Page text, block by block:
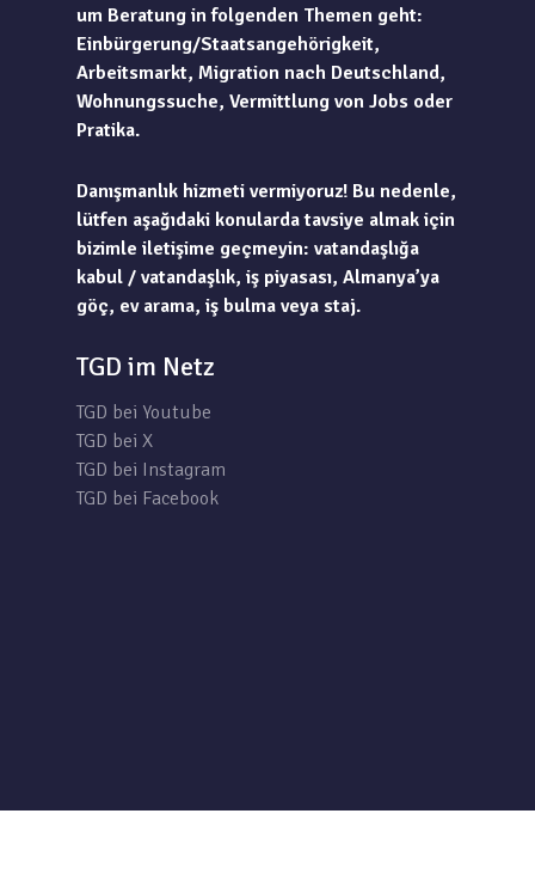
um Beratung in folgenden Themen geht:
Einbürgerung/Staatsangehörigkeit,
Arbeitsmarkt, Migration nach Deutschland,
Wohnungssuche, Vermittlung von Jobs oder
Pratika.
Danışmanlık hizmeti vermiyoruz! Bu nedenle,
lütfen aşağıdaki konularda tavsiye almak için
bizimle iletişime geçmeyin: vatandaşlığa
kabul / vatandaşlık, iş piyasası, Almanya’ya
göç, ev arama, iş bulma veya staj.
TGD im Netz
TGD bei Youtube
TGD bei X
TGD bei Instagram
TGD bei Facebook